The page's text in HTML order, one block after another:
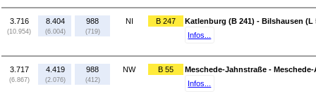
3.716
(10.954)
8.404
(6.004)
988
(719)
NI B 247
Katlenburg (B 241) - Bilshausen (L
Infos...
3.717
(6.867)
4.419
(2.076)
988
(412)
NW B 55
Meschede-Jahnstraße -
Infos...